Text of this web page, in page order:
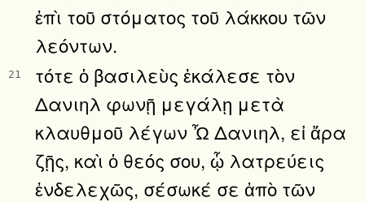
ἐπὶ τοῦ στόματος τοῦ λάκκου τῶν
λεόντων.
21
τότε ὁ βασιλεὺς ἐκάλεσε τὸν
Δανιηλ φωνῇ μεγάλῃ μετὰ
κλαυθμοῦ λέγων Ὦ Δανιηλ, εἰ ἄρα
ζῇς, καὶ ὁ θεός σου, ᾧ λατρεύεις
ἐνδελεχῶς, σέσωκέ σε ἀπὸ τῶν